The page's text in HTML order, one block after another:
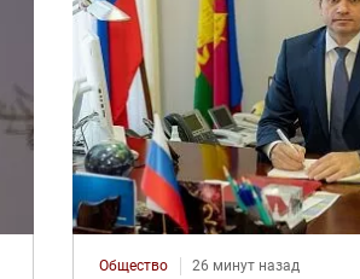
Общество 26 минут назад